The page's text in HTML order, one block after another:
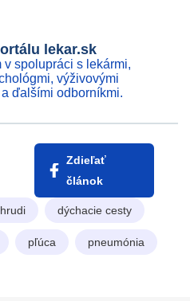
lekar.sk
v spolupráci s lekármi,
výživovými
ďalšími odborníkmi.
Zdieľať
článok
dýchacie cesty
pľúca pneumónia